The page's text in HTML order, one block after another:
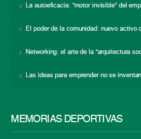
La autoeficacia: “motor invisible” del
El poder de la comunidad: nuevo activo
Networking: el arte de la “arquitectura
Las ideas para emprender no se
MEMORIAS DEPORTIVAS